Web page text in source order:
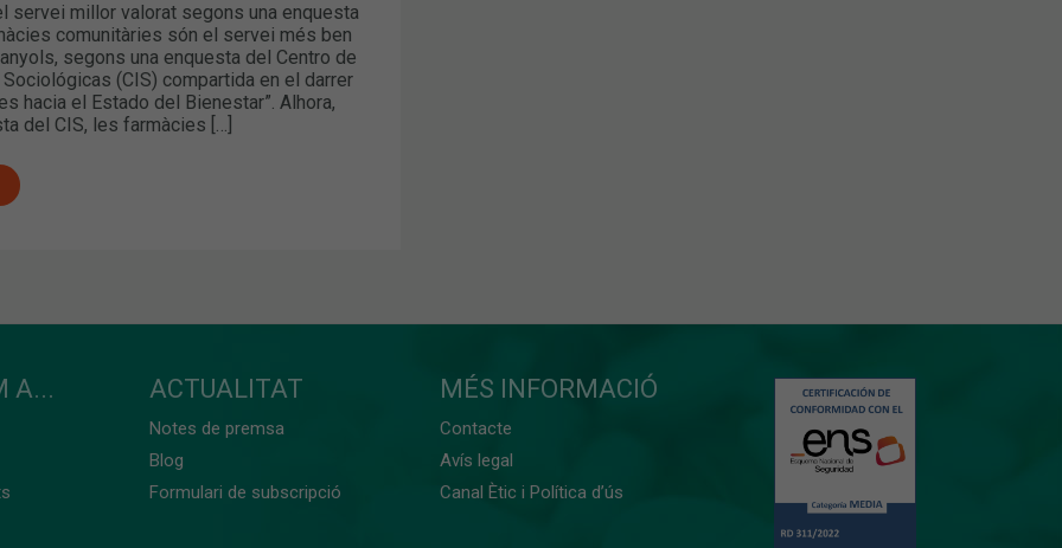
servei millor valorat segons una enquesta
comunitàries són el servei més ben
segons una enquesta del Centro de
(CIS) compartida en el darrer
hacia el Estado del Bienestar”. Alhora,
del CIS, les farmàcies […]
A... ACTUALITAT
Notes de premsa
Blog
Formulari de subscripció
MÉS INFORMACIÓ
Contacte
Avís legal
Canal Ètic i Política d’ús